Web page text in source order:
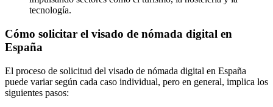
tecnología.
Cómo solicitar el visado de nómada digital en
España
El proceso de solicitud del visado de nómada digital en España
puede variar según cada caso individual, pero en general, implica los
siguientes pasos: